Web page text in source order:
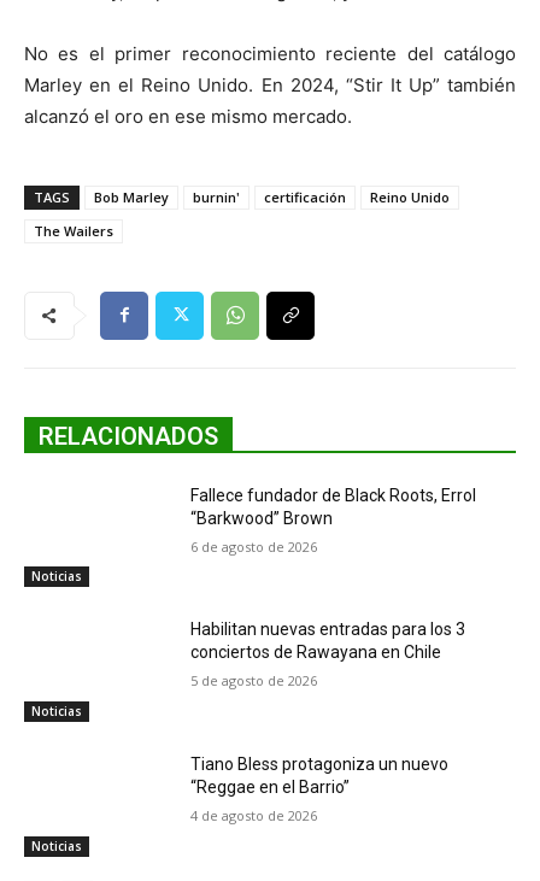
No es el primer reconocimiento reciente del catálogo
Marley en el Reino Unido. En 2024, “Stir It Up” también
alcanzó el oro en ese mismo mercado.
TAGS Bob Marley burnin' certificación
Reino Unido
The Wailers
RELACIONADOS
Noticias
Fallece fundador de Black Roots, Errol
“Barkwood” Brown
6 de agosto de 2026
Noticias
Habilitan nuevas entradas para los 3
conciertos de Rawayana en Chile
5 de agosto de 2026
Noticias
Tiano Bless protagoniza un nuevo
“Reggae en el Barrio”
4 de agosto de 2026